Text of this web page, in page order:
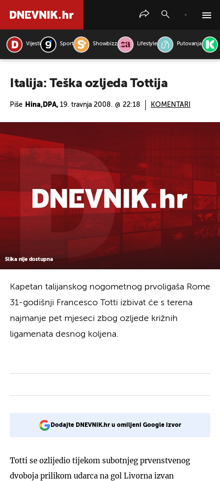
Vijesti Sport Showbizz Lifestyle Putovanja
Italija: Teška ozljeda Tottija
Piše Hina,DPA, 19. travnja 2008. @ 22:18 KOMENTARI
Slika nije dostupna
Kapetan talijanskog nogometnog prvoligaša Rome
31-godišnji Francesco Totti izbivat će s terena
najmanje pet mjeseci zbog ozljede križnih
ligamenata desnog koljena.
Dodajte DNEVNIK.hr u omiljeni Google izvor
Totti se ozlijedio tijekom subotnjeg prvenstvenog
dvoboja prilikom udarca na gol Livorna izvan
PRETRAŽITE VIJESTI